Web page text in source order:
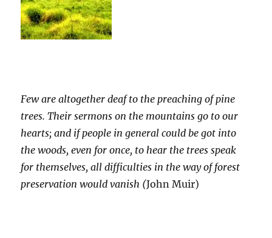
Few are altogether deaf to the preaching of pine
trees. Their sermons on the mountains go to our
hearts; and if people in general could be got into
the woods, even for once, to hear the trees speak
for themselves, all difficulties in the way of forest
preservation would vanish (John Muir)